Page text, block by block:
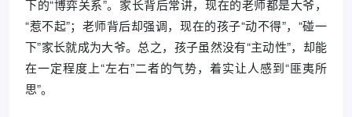
下的“博弈关系”。家长背后常讲，现在的老师都是大爷，
“惹不起”；老师背后却强调，现在的孩子“动不得”，“碰一
下”家长就成为大爷。总之，孩子虽然没有“主动性”，却能
在一定程度上“左右”二者的气势，着实让人感到“匪夷所
思”。